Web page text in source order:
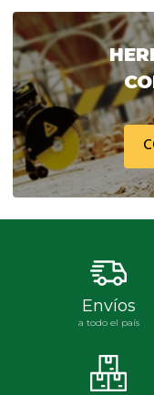
era:
$
Envíos
a todo el país